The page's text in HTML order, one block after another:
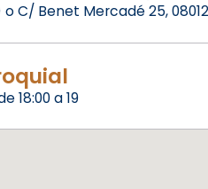
C/ Benet Mercadé 25,
18:00 a 19